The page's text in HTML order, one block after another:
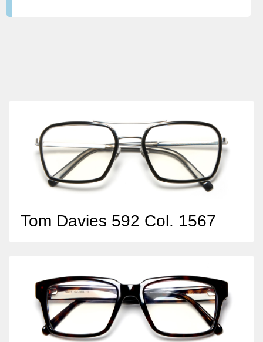
Tom Davies 592 Col. 1567